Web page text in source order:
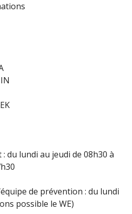
du lundi au jeudi de 08h30 à
de prévention : du lundi
possible le WE)